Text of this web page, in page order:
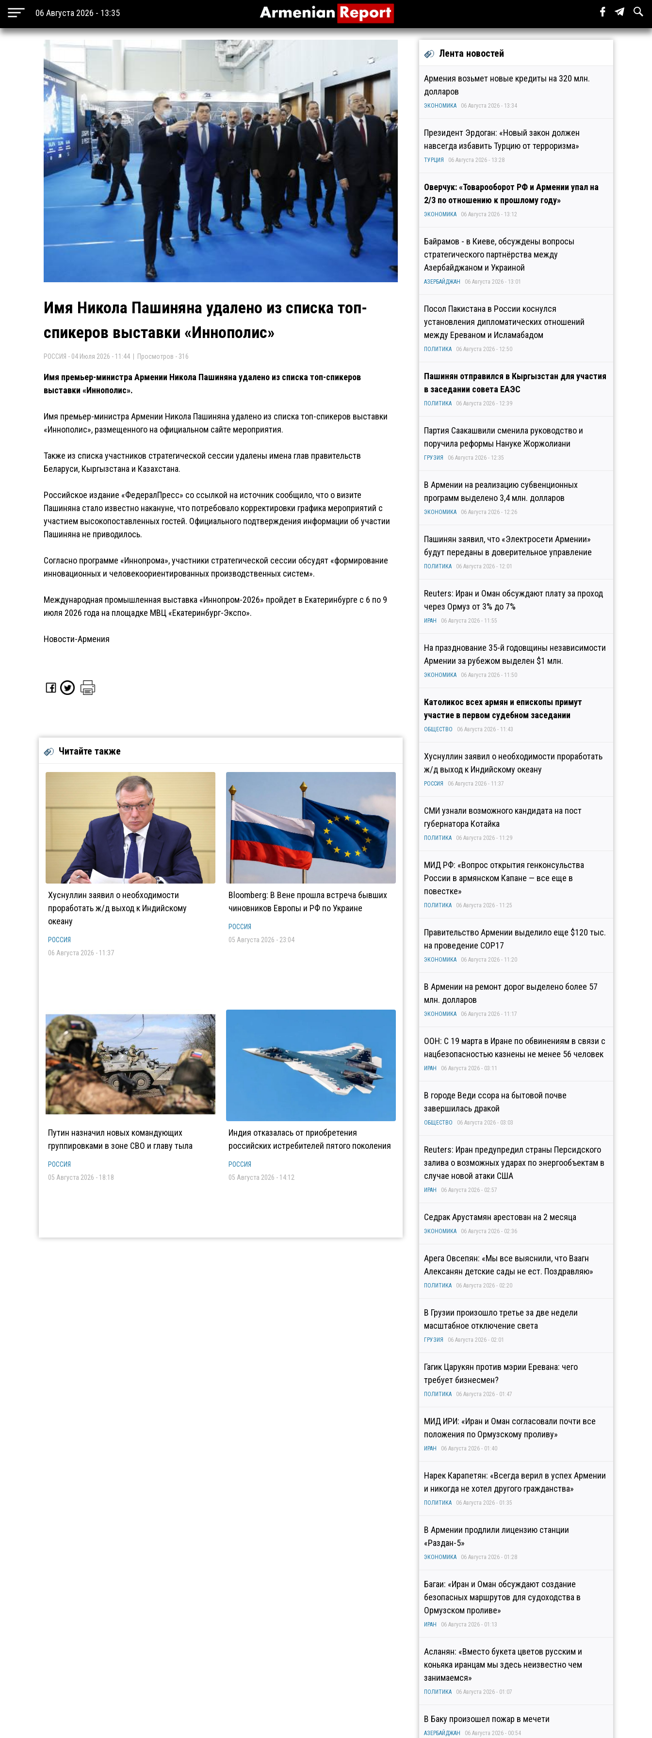
06 Августа 2026 - 13:35
Имя Никола Пашиняна удалено из списка топ-
спикеров выставки «Иннополис»
РОССИЯ - 04 Июля 2026 - 11:44 | Просмотров - 316
Имя премьер-министра Армении Никола Пашиняна удалено из списка топ-спикеров
выставки «Иннополис».
Имя премьер-министра Армении Никола Пашиняна удалено из списка топ-спикеров выставки
«Иннополис», размещенного на официальном сайте мероприятия.
Также из списка участников стратегической сессии удалены имена глав правительств
Беларуси, Кыргызстана и Казахстана.
Российское издание «ФедералПресс» со ссылкой на источник сообщило, что о визите
Пашиняна стало известно накануне, что потребовало корректировки графика мероприятий с
участием высокопоставленных гостей. Официального подтверждения информации об участии
Пашиняна не приводилось.
Согласно программе «Иннопрома», участники стратегической сессии обсудят «формирование
инновационных и человекоориентированных производственных систем».
Международная промышленная выставка «Иннопром-2026» пройдет в Екатеринбурге с 6 по 9
июля 2026 года на площадке МВЦ «Екатеринбург-Экспо».
Новости-Армения
Читайте также
Хуснуллин заявил о необходимости
проработать ж/д выход к Индийскому
океану
РОССИЯ
06 Августа 2026 - 11:37
Bloomberg: В Вене прошла встреча бывших
чиновников Европы и РФ по Украине
РОССИЯ
05 Августа 2026 - 23:04
Путин назначил новых командующих
группировками в зоне СВО и главу тыла
РОССИЯ
05 Августа 2026 - 18:18
Индия отказалась от приобретения
российских истребителей пятого поколения
РОССИЯ
05 Августа 2026 - 14:12
Лента новостей
Армения возьмет новые кредиты на 320 млн.
долларов
ЭКОНОМИКА 06 Августа 2026 - 13:34
Президент Эрдоган: «Новый закон должен
навсегда избавить Турцию от терроризма»
ТУРЦИЯ 06 Августа 2026 - 13:28
Оверчук: «Товарооборот РФ и Армении упал на
2/3 по отношению к прошлому году»
ЭКОНОМИКА 06 Августа 2026 - 13:12
Байрамов - в Киеве, обсуждены вопросы
стратегического партнёрства между
Азербайджаном и Украиной
АЗЕРБАЙДЖАН 06 Августа 2026 - 13:01
Посол Пакистана в России коснулся
установления дипломатических отношений
между Ереваном и Исламабадом
ПОЛИТИКА 06 Августа 2026 - 12:50
Пашинян отправился в Кыргызстан для участия
в заседании совета ЕАЭС
ПОЛИТИКА 06 Августа 2026 - 12:39
Партия Саакашвили сменила руководство и
поручила реформы Нануке Жоржолиани
ГРУЗИЯ 06 Августа 2026 - 12:35
В Армении на реализацию субвенционных
программ выделено 3,4 млн. долларов
ЭКОНОМИКА 06 Августа 2026 - 12:26
Пашинян заявил, что «Электросети Армении»
будут переданы в доверительное управление
ПОЛИТИКА 06 Августа 2026 - 12:01
Reuters: Иран и Оман обсуждают плату за проход
через Ормуз от 3% до 7%
ИРАН 06 Августа 2026 - 11:55
На празднование 35-й годовщины независимости
Армении за рубежом выделен $1 млн.
ЭКОНОМИКА 06 Августа 2026 - 11:50
Католикос всех армян и епископы примут
участие в первом судебном заседании
ОБЩЕСТВО 06 Августа 2026 - 11:43
Хуснуллин заявил о необходимости проработать
ж/д выход к Индийскому океану
РОССИЯ 06 Августа 2026 - 11:37
СМИ узнали возможного кандидата на пост
губернатора Котайка
ПОЛИТИКА 06 Августа 2026 - 11:29
МИД РФ: «Вопрос открытия генконсульства
России в армянском Капане — все еще в
повестке»
ПОЛИТИКА 06 Августа 2026 - 11:25
Правительство Армении выделило еще $120 тыс.
на проведение COP17
ЭКОНОМИКА 06 Августа 2026 - 11:20
В Армении на ремонт дорог выделено более 57
млн. долларов
ЭКОНОМИКА 06 Августа 2026 - 11:17
ООН: С 19 марта в Иране по обвинениям в связи с
нацбезопасностью казнены не менее 56 человек
ИРАН 06 Августа 2026 - 03:11
В городе Веди ссора на бытовой почве
завершилась дракой
ОБЩЕСТВО 06 Августа 2026 - 03:03
Reuters: Иран предупредил страны Персидского
залива о возможных ударах по энергообъектам в
случае новой атаки США
ИРАН 06 Августа 2026 - 02:57
Седрак Арустамян арестован на 2 месяца
ЭКОНОМИКА 06 Августа 2026 - 02:36
Арега Овсепян: «Мы все выяснили, что Ваагн
Алексанян детские сады не ест. Поздравляю»
ПОЛИТИКА 06 Августа 2026 - 02:20
В Грузии произошло третье за две недели
масштабное отключение света
ГРУЗИЯ 06 Августа 2026 - 02:01
Гагик Царукян против мэрии Еревана: чего
требует бизнесмен?
ПОЛИТИКА 06 Августа 2026 - 01:47
МИД ИРИ: «Иран и Оман согласовали почти все
положения по Ормузскому проливу»
ИРАН 06 Августа 2026 - 01:40
Нарек Карапетян: «Всегда верил в успех Армении
и никогда не хотел другого гражданства»
ПОЛИТИКА 06 Августа 2026 - 01:35
В Армении продлили лицензию станции
«Раздан-5»
ЭКОНОМИКА 06 Августа 2026 - 01:28
Багаи: «Иран и Оман обсуждают создание
безопасных маршрутов для судоходства в
Ормузском проливе»
ИРАН 06 Августа 2026 - 01:13
Асланян: «Вместо букета цветов русским и
коньяка иранцам мы здесь неизвестно чем
занимаемся»
ПОЛИТИКА 06 Августа 2026 - 01:07
В Баку произошел пожар в мечети
АЗЕРБАЙДЖАН 06 Августа 2026 - 00:54